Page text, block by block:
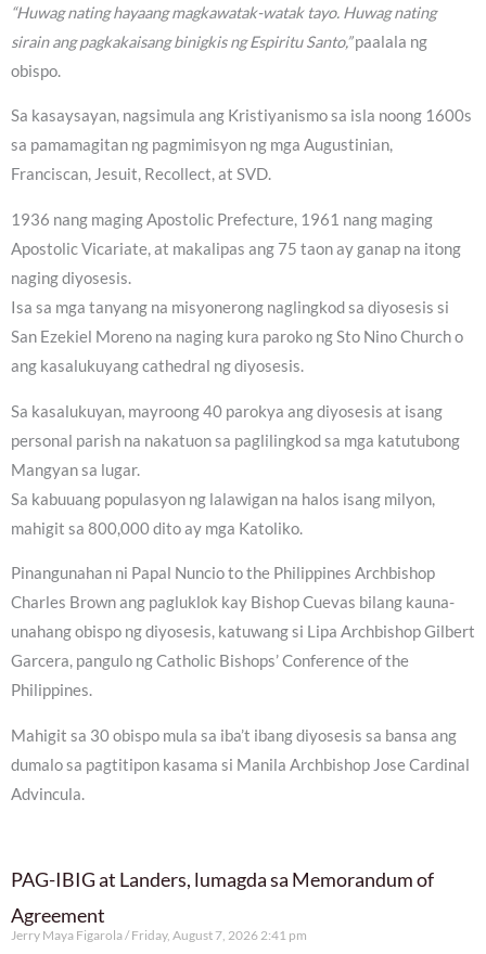
“Huwag nating hayaang magkawatak-watak tayo. Huwag nating
sirain ang pagkakaisang binigkis ng Espiritu Santo,”paalala ng
obispo.
Sa kasaysayan, nagsimula ang Kristiyanismo sa isla noong 1600s
sa pamamagitan ng pagmimisyon ng mga Augustinian,
Franciscan, Jesuit, Recollect, at SVD.
1936 nang maging Apostolic Prefecture, 1961 nang maging
Apostolic Vicariate, at makalipas ang 75 taon ay ganap na itong
naging diyosesis.
Isa sa mga tanyang na misyonerong naglingkod sa diyosesis si
San Ezekiel Moreno na naging kura paroko ng Sto Nino Church o
ang kasalukuyang cathedral ng diyosesis.
Sa kasalukuyan, mayroong 40 parokya ang diyosesis at isang
personal parish na nakatuon sa paglilingkod sa mga katutubong
Mangyan sa lugar.
Sa kabuuang populasyon ng lalawigan na halos isang milyon,
mahigit sa 800,000 dito ay mga Katoliko.
Pinangunahan ni Papal Nuncio to the Philippines Archbishop
Charles Brown ang pagluklok kay Bishop Cuevas bilang kauna-
unahang obispo ng diyosesis, katuwang si Lipa Archbishop Gilbert
Garcera, pangulo ng Catholic Bishops’ Conference of the
Philippines.
Mahigit sa 30 obispo mula sa iba’t ibang diyosesis sa bansa ang
dumalo sa pagtitipon kasama si Manila Archbishop Jose Cardinal
Advincula.
PAG-IBIG at Landers, lumagda sa Memorandum of
Agreement
Jerry Maya Figarola Friday, August 7, 2026 2:41 pm